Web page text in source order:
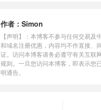
作者： Simon
【声明】：本博客不参与任何交易及
和域名注册优惠，内容均不作直接、
证。访问本博客请务必遵守有关互联
规则。一旦您访问本博客，即表示您
明通告。